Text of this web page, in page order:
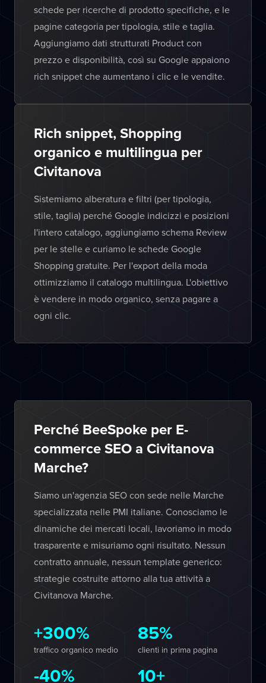
schede per ricerche di prodotto specifiche, e le
pagine categoria per tipologia, stile e taglia.
Aggiungiamo dati strutturati Product con
prezzo e disponibilità, così su Google appaiono
rich snippet che aumentano i clic e le vendite.
Rich snippet, Shopping
organico e multilingua per
Civitanova
Sistemiamo alberatura e filtri (per tipologia,
stile, taglia) perché Google indicizzi e posizioni
l'intero catalogo, aggiungiamo schema Review
per le stelle e curiamo le schede Google
Shopping gratuite. Per l'export della moda
ottimizziamo il catalogo multilingua. L'obiettivo
è vendere in modo organico, senza pagare a
ogni clic.
Perché BeeSpoke per E-
commerce SEO a Civitanova
Marche?
Siamo un'agenzia SEO con sede nelle Marche
specializzata nelle PMI italiane. Conosciamo le
dinamiche dei mercati locali, lavoriamo in modo
trasparente e misuriamo ogni risultato. Nessun
contratto annuale, nessun template generico:
strategie costruite attorno alla tua attività a
Civitanova Marche.
+300%
traffico organico medio
85%
clienti in prima pagina
-40% 10+